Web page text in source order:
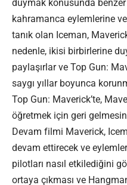
duymak konusunda benzer
kahramanca eylemlerine
tanık olan Iceman,
nedenle, ikisi birbirlerine
paylaşırlar ve Top Gun:
saygı yıllar boyunca
Top Gun: Maverick’te,
öğretmek için geri
Devam filmi Maverick,
devam ettirecek ve
pilotları nasıl etkilediğini
ortaya çıkması ve